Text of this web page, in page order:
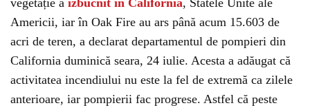
vegetație a izbucnit în California, Statele Unite ale
Americii, iar în Oak Fire au ars până acum 15.603 de
acri de teren, a declarat departamentul de pompieri din
California duminică seara, 24 iulie. Acesta a adăugat că
activitatea incendiului nu este la fel de extremă ca zilele
anterioare, iar pompierii fac progrese. Astfel că peste